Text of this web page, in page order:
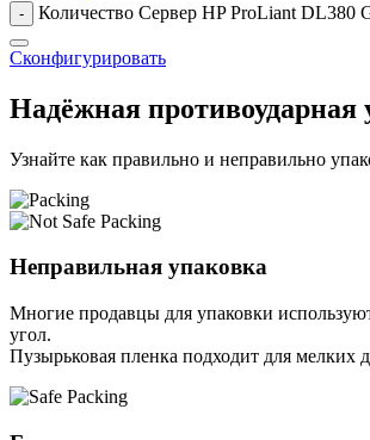
- Количество Сервер HP ProLiant DL380
Сконфигурировать
Надёжная противоударная
Узнайте как правильно и неправильно
Неправильная упаковка
Многие продавцы для упаковки
угол.
Пузырьковая пленка подходит для мелких